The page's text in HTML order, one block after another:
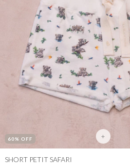
60% OFF +
SHORT PETIT SAFARI